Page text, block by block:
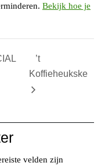
Bekijk hoe je
’t
Koffieheukske
velden zijn